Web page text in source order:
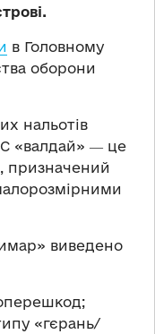
в Головному
оборони
нальотів
«валдай» ― це
призначений
виведено
«гєрань/